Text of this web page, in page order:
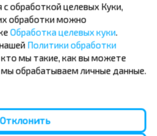
Брест - Тересполь
Брест - Беловежская Пуща
Брест - Минск
Варшава - Минск
Санкт-Петербург - Минск
с обработкой целевых Куки,
обработки можно
Обработка целевых куки.
Политики обработки
кто мы такие, как вы можете
мы обрабатываем личные данные.
Отклонить